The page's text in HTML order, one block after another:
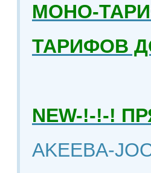
МОНО-
ТАРИФОВ
NEW-!-!-!
AKEEBA-